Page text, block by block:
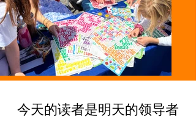
今天的读者是明天的领导者